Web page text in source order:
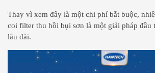
Thay vì xem đây là một chi phí bắt buộc,
coi filter thu hồi bụi sơn là một giải pháp đầu
lâu dài.